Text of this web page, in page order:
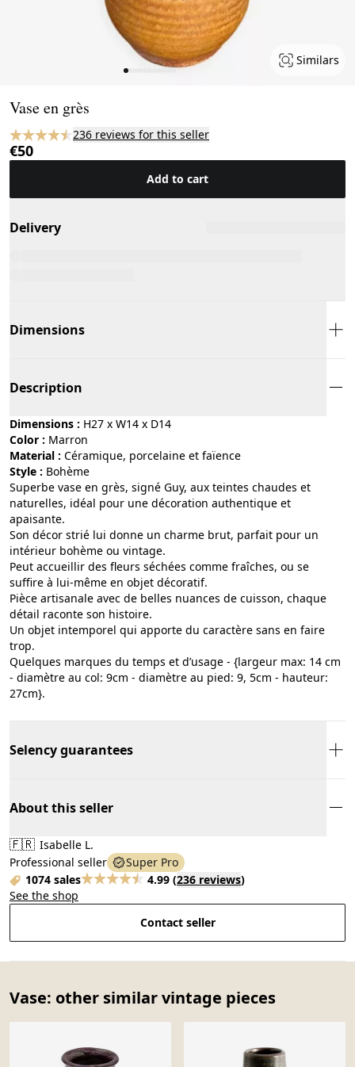
Similars
Vase en grès
236 reviews for this seller
€50
Add to cart
Delivery
Dimensions
Description
Dimensions : H27 x W14 x D14
Color :
marron
Material :
céramique, porcelaine et faïence
Style :
bohème
Superbe vase en grès, signé Guy, aux teintes chaudes et
naturelles, idéal pour une décoration authentique et
apaisante.
Son décor strié lui donne un charme brut, parfait pour un
intérieur bohème ou vintage.
Peut accueillir des fleurs séchées comme fraîches, ou se
suffire à lui-même en objet décoratif.
Pièce artisanale avec de belles nuances de cuisson, chaque
détail raconte son histoire.
Un objet intemporel qui apporte du caractère sans en faire
trop.
Quelques marques du temps et d’usage - {largeur max: 14 cm
- diamètre au col: 9cm - diamètre au pied: 9, 5cm - hauteur:
27cm}.
Selency guarantees
About this seller
🇫🇷 Isabelle L.
Professional seller
Super Pro
1074 sales
4.99 (236 reviews)
See the shop
Contact seller
Vase: other similar vintage pieces